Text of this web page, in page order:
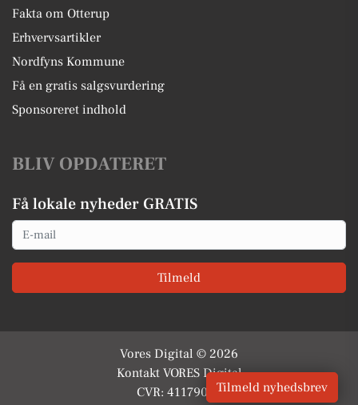
Fakta om Otterup
Erhvervsartikler
Nordfyns Kommune
Få en gratis salgsvurdering
Sponsoreret indhold
BLIV OPDATERET
Få lokale nyheder GRATIS
Email
Tilmeld
Vores Digital © 2026
Kontakt VORES Digital
CVR: 41179082Tilmeld nyhedsbrev